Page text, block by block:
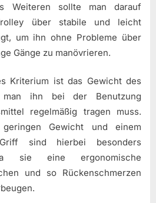
Weiteren sollte man darauf
über stabile und leicht
um ihn ohne Probleme über
Gänge zu manövrieren.
Kriterium ist das Gewicht des
man ihn bei der Benutzung
regelmäßig tragen muss.
Gewicht und einem
Griff sind hierbei besonders
sie eine ergonomische
und so Rückenschmerzen